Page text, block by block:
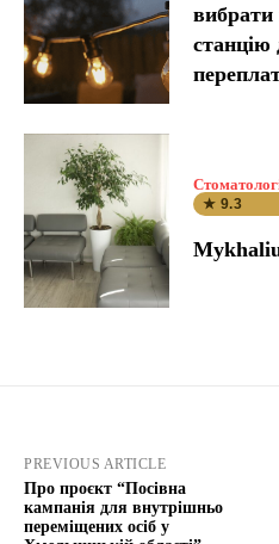
вибрати
станцію
★ 9.3
PREVIOUS ARTICLE
Про проєкт “Посівна
кампанія для внутрішньо
переміщених осіб у